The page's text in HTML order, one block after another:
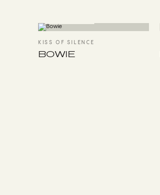
KISS OF SILENCE
BOWIE